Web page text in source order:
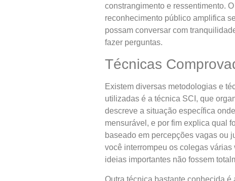
constrangimento e ressentimento.
reconhecimento público amplifica
possam conversar com
fazer perguntas.
Técnicas
Existem diversas metodologias e
utilizadas é a técnica SCI, que
descreve a situação específica
mensurável, e por fim explica qual
baseado em percepções vagas ou
você interrompeu os colegas
ideias importantes não fossem
Outra técnica bastante conhecida